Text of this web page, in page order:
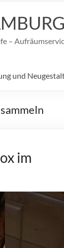
–
und
im